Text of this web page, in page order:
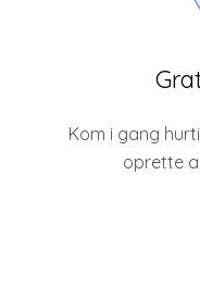
Kom i gang
oprette